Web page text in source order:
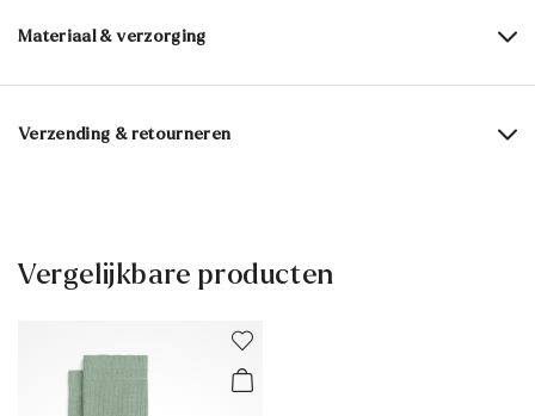
Materiaal & verzorging
Samenstelling materiaal: 98% katoen 2% Spandex
Hoogte hak:
Verzending & retourneren
30 dagen gratis retour
Klantenservice - Contactformulier
Meer informatie over dit onderwerp vindt u in het gedeelte
VerzendingenRetourzending
Vergelijkbare producten